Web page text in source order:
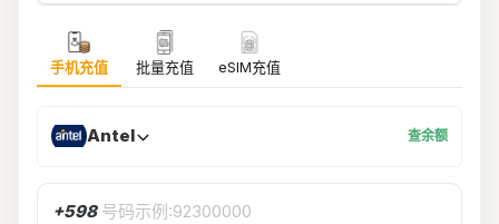
手机充值 批量充值 eSIM充值
Antel 查余额
+598 号码示例:92300000